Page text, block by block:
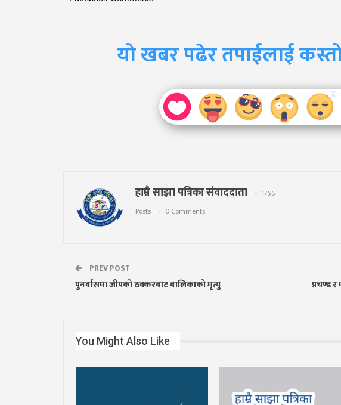
यो खबर पढेर तपाईलाई
हाम्रै साझा पत्रिका संवाददाता
1756
Posts
0 Comments
PREV POST
पुनर्वासमा जीपको ठक्करबाट बालिकाको मृत्यु प्रचण्ड
You Might Also Like